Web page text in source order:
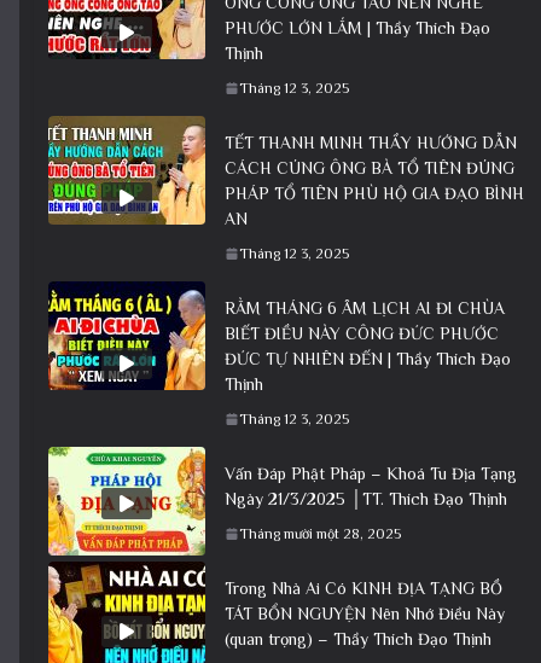
PHƯỚC LỚN LẮM | Thầy Thích Đạo
Thịnh
Tháng 12 3, 2025
TẾT THANH MINH THẦY HƯỚNG DẪN
CÁCH CÚNG ÔNG BÀ TỔ TIÊN ĐÚNG
PHÁP TỔ TIÊN PHÙ HỘ GIA ĐẠO BÌNH
AN
Tháng 12 3, 2025
RẰM THÁNG 6 ÂM LỊCH AI ĐI CHÙA
BIẾT ĐIỀU NÀY CÔNG ĐỨC PHƯỚC
ĐỨC TỰ NHIÊN ĐẾN | Thầy Thích Đạo
Thịnh
Tháng 12 3, 2025
Vấn Đáp Phật Pháp – Khoá Tu Địa Tạng
Ngày 21/3/2025 │TT. Thích Đạo Thịnh
Tháng mười một 28, 2025
Trong Nhà Ai Có KINH ĐỊA TẠNG BỒ
TÁT BỔN NGUYỆN Nên Nhớ Điều Này
(quan trọng) – Thầy Thích Đạo Thịnh